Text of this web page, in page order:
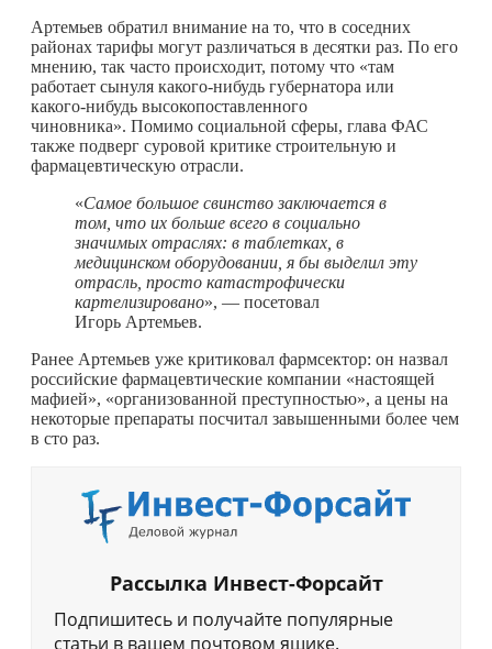
Артемьев обратил внимание на то, что в соседних
районах тарифы могут различаться в десятки раз. По его
мнению, так часто происходит, потому что «там
работает сынуля какого-нибудь губернатора или
какого-нибудь высокопоставленного
чиновника». Помимо социальной сферы, глава ФАС
также подверг суровой критике строительную и
фармацевтическую отрасли.
«Самое большое свинство заключается в
том, что их больше всего в социально
значимых отраслях: в таблетках, в
медицинском оборудовании, я бы выделил эту
отрасль, просто катастрофически
картелизировано», — посетовал
Игорь Артемьев.
Ранее Артемьев уже критиковал фармсектор: он назвал
российские фармацевтические компании «настоящей
мафией», «организованной преступностью», а цены на
некоторые препараты посчитал завышенными более чем
в сто раз.
Рассылка Инвест-Форсайт
Подпишитесь и получайте популярные
статьи в вашем почтовом ящике.